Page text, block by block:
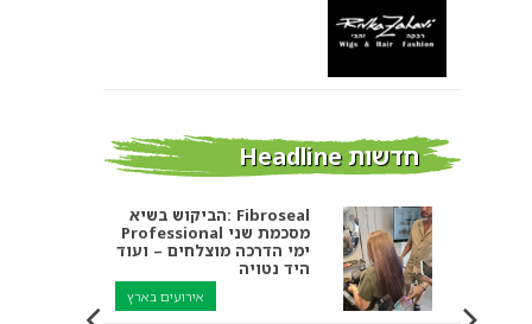
אורטל אדרי עיצוב שיער
חדשות Headline
הביקוש בשיא: Fibroseal
Professional מסכמת שני
ימי הדרכה מוצלחים – ועוד
היד נטויה
אירועים בארץ